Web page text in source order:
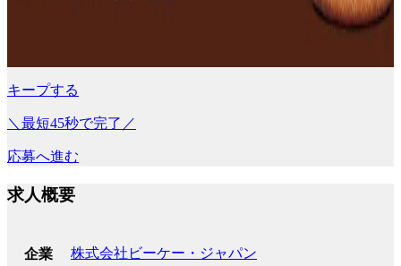
キープする
＼最短45秒で完了／
応募へ進む
求人概要
企業 株式会社ビーケー・ジャパン